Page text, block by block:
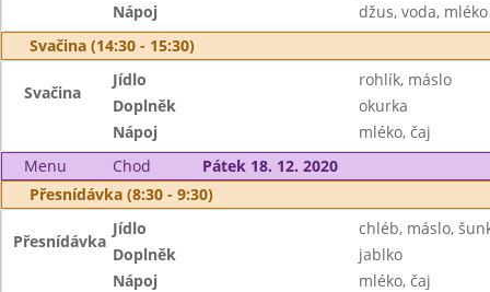
Nápoj
džus, voda, mléko
Svačina (14:30 - 15:30)
Svačina
Jídlo
rohlík, máslo
Doplněk
okurka
Nápoj
mléko, čaj
Menu
Chod
Pátek 18. 12. 2020
Přesnídávka (8:30 - 9:30)
Přesnídávka
Jídlo
chléb, máslo,
Doplněk
jablko
Nápoj
mléko, čaj